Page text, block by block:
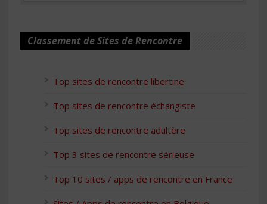
Classement de Sites de Rencontre
Top sites de rencontre libertine
Top sites de rencontre échangiste
Top sites de rencontre adultère
Top 3 sites de rencontre sérieuse
Top 10 sites / apps de rencontre en France